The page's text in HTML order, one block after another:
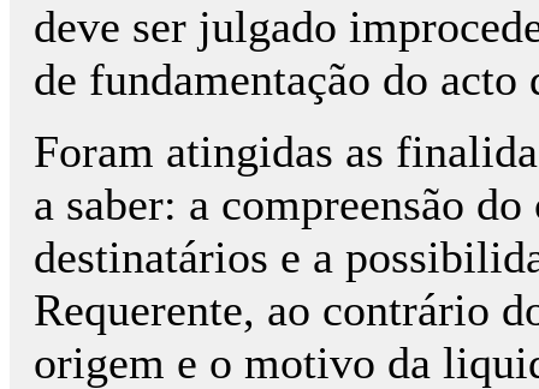
deve ser julgado
de fundamentação do acto
Foram atingidas as
a saber: a compreensão
destinatários e a
Requerente, ao contrário
origem e o motivo da